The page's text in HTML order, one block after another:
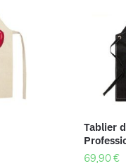
Tablier
69,90€